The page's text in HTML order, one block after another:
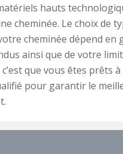
hauts
cheminée. Le choix de
cheminée dépend en
ainsi que de votre
que vous êtes prêts
pour garantir le